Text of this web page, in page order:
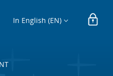
In English (EN)